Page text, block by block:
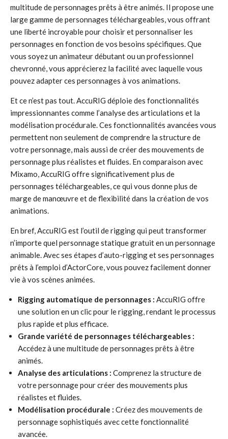
multitude de personnages prêts à être animés. Il propose une
large gamme de personnages téléchargeables, vous offrant
une liberté incroyable pour choisir et personnaliser les
personnages en fonction de vos besoins spécifiques. Que
vous soyez un animateur débutant ou un professionnel
chevronné, vous apprécierez la facilité avec laquelle vous
pouvez adapter ces personnages à vos animations.
Et ce n’est pas tout. AccuRIG déploie des fonctionnalités
impressionnantes comme l’analyse des articulations et la
modélisation procédurale. Ces fonctionnalités avancées vous
permettent non seulement de comprendre la structure de
votre personnage, mais aussi de créer des mouvements de
personnage plus réalistes et fluides. En comparaison avec
Mixamo, AccuRIG offre significativement plus de
personnages téléchargeables, ce qui vous donne plus de
marge de manœuvre et de flexibilité dans la création de vos
animations.
En bref, AccuRIG est l’outil de rigging qui peut transformer
n’importe quel personnage statique gratuit en un personnage
animable. Avec ses étapes d’auto-rigging et ses personnages
prêts à l’emploi d’ActorCore, vous pouvez facilement donner
vie à vos scènes animées.
Rigging automatique de personnages : AccuRIG offre
une solution en un clic pour le rigging, rendant le processus
plus rapide et plus efficace.
Grande variété de personnages téléchargeables :
Accédez à une multitude de personnages prêts à être
animés.
Analyse des articulations : Comprenez la structure de
votre personnage pour créer des mouvements plus
réalistes et fluides.
Modélisation procédurale : Créez des mouvements de
personnage sophistiqués avec cette fonctionnalité
avancée.